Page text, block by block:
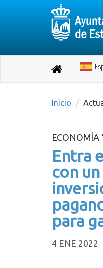
Destino:
inicio
Inicio
ECONOMÍA
Entra
con
para
4 ENE 2022